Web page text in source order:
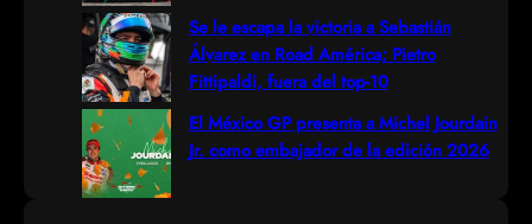
Se le escapa la victoria a Sebastián
Álvarez en Road América; Pietro
Fittipaldi, fuera del top-10
El México GP presenta a Michel Jourdain
Jr. como embajador de la edición 2026